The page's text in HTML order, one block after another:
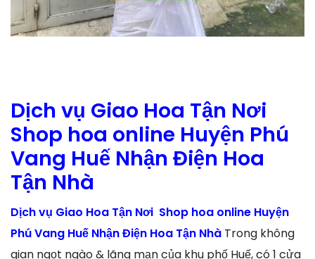
Dịch vụ Giao Hoa Tận Nơi
Shop hoa online Huyện Phú
Vang Huế Nhận Điện Hoa
Tận Nhà
Dịch vụ Giao Hoa Tận Nơi Shop hoa online Huyện
Phú Vang Huế Nhận Điện Hoa Tận Nhà Trong không
gian ngọt ngào & lãng mạn của khu phố Huế, có 1 cửa